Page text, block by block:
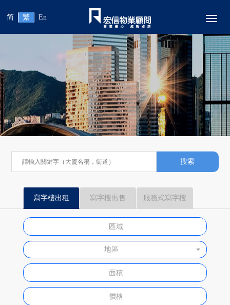
简 繁 En
搜索
寫字樓出租 寫字樓出售 服務式寫字樓
地區